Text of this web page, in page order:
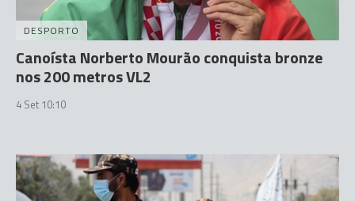
DESPORTO
Canoísta Norberto Mourão conquista bronze
nos 200 metros VL2
4 Set 10:10